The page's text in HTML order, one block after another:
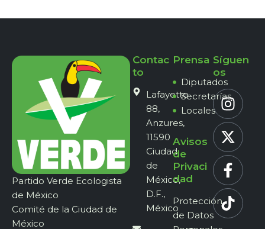
Partido Verde Ecologista
de México
Comité de la Ciudad de
México
Contac
to
Lafayette
88,
Anzures,
11590
Ciudad
de
México,
D.F.,
México
Prensa
Diputados
Secretarías
Locales
Avisos
de
Privaci
dad
Protección
de Datos
Síguen
os